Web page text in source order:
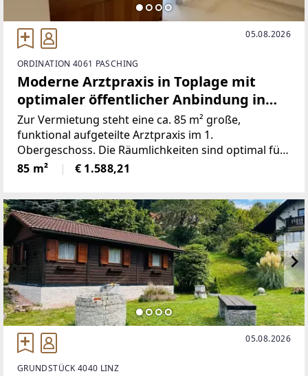
05.08.2026
ORDINATION 4061 PASCHING
Moderne Arztpraxis in Toplage mit
optimaler öffentlicher Anbindung in
Pasching
Zur Vermietung steht eine ca. 85 m² große,
funktional aufgeteilte Arztpraxis im 1.
Obergeschoss. Die Räumlichkeiten sind optimal für
den medizinischen Betrieb konzipiert und bieten
folgende Aufteilung: * Freundlicher Wartebereich
85 m² € 1.588,21
05.08.2026
GRUNDSTÜCK 4040 LINZ